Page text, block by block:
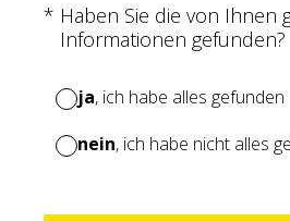
* Haben Sie die von Ihnen
Informationen gefunden?
(Erforderlich.)
ja, ich habe alles gefunden
nein, ich habe nicht alles